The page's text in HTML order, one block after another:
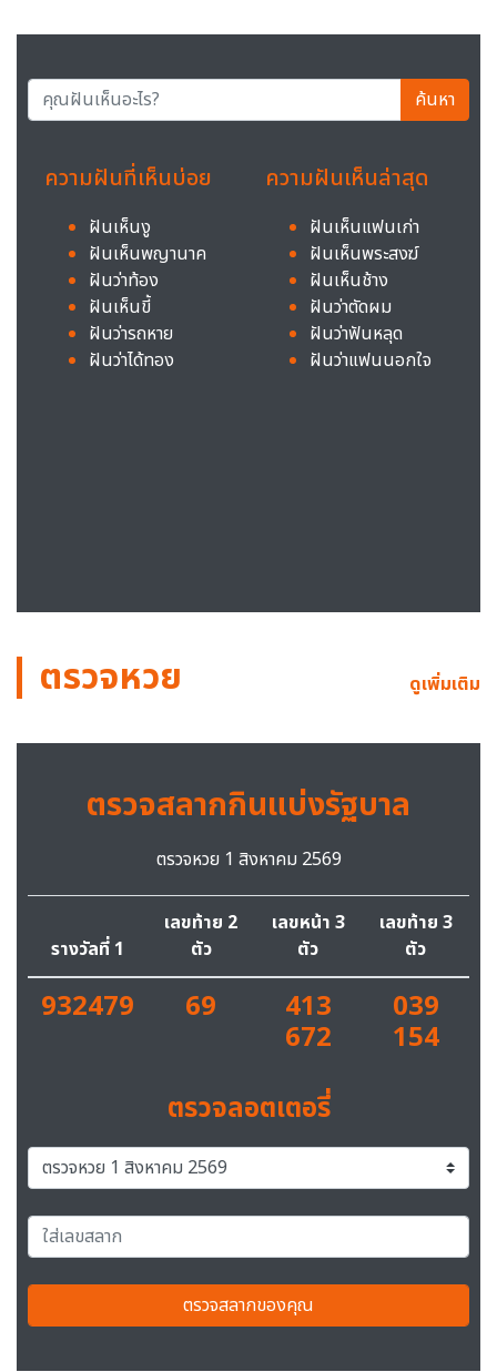
ค้นหา
ความฝันที่เห็นบ่อย
ฝันเห็นงู
ฝันเห็นพญานาค
ฝันว่าท้อง
ฝันเห็นขี้
ฝันว่ารถหาย
ฝันว่าได้ทอง
ความฝันเห็นล่าสุด
ฝันเห็นแฟนเก่า
ฝันเห็นพระสงฆ์
ฝันเห็นช้าง
ฝันว่าตัดผม
ฝันว่าฟันหลุด
ฝันว่าแฟนนอกใจ
ตรวจหวย ดูเพิ่มเติม
ตรวจสลากกินแบ่งรัฐบาล
ตรวจหวย 1 สิงหาคม 2569
รางวัลที่ 1
เลขท้าย 2
ตัว
เลขหน้า 3
ตัว
เลขท้าย 3
ตัว
932479 69 413
672
039
154
ตรวจลอตเตอรี่
ตรวจสลากของคุณ